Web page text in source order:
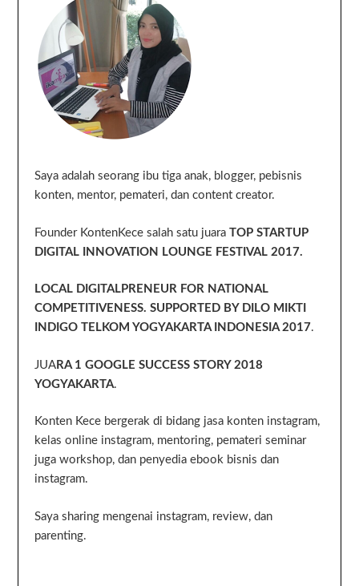
Saya adalah seorang ibu tiga anak, blogger, pebisnis
konten, mentor, pemateri, dan content creator.
Founder KontenKece salah satu juaraTOP STARTUP
DIGITAL INNOVATION LOUNGE FESTIVAL 2017.
LOCAL DIGITALPRENEUR FOR NATIONAL
COMPETITIVENESS. SUPPORTED BY DILO MIKTI
INDIGO TELKOM YOGYAKARTA INDONESIA 2017.
JUA RA 1 GOOGLE SUCCESS STORY 2018
YOGYAKARTA.
Konten Kece bergerak di bidang jasa konten instagram,
kelas online instagram, mentoring, pemateri seminar
juga workshop, dan penyedia ebook bisnis dan
instagram.
Saya sharing mengenai instagram, review, dan
parenting.